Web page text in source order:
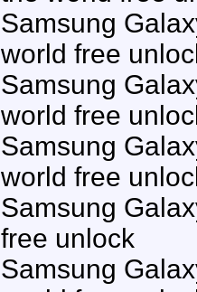
Samsung
world free
Samsung
world free
Samsung
world free
Samsung
free unlock
Samsung